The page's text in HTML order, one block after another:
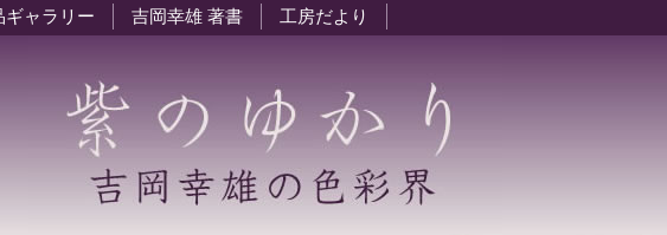
ギャラリー 吉岡幸雄 著書 工房だより